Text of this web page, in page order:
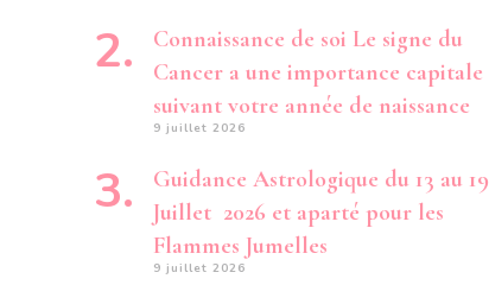
DE
SAUVER
D’UN
Connaissance de soi Le signe du
Cancer a une importance capitale
suivant votre année de naissance
9 juillet 2026
Guidance Astrologique du 13 au 19
Juillet 2026 et aparté pour les
Flammes Jumelles
9 juillet 2026